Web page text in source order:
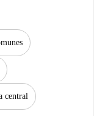
central